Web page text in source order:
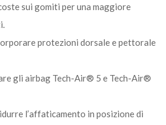
sui gomiti per una maggiore
protezioni dorsale e pettorale
gli airbag Tech-Air® 5 e Tech-Air®
l’affaticamento in posizione di